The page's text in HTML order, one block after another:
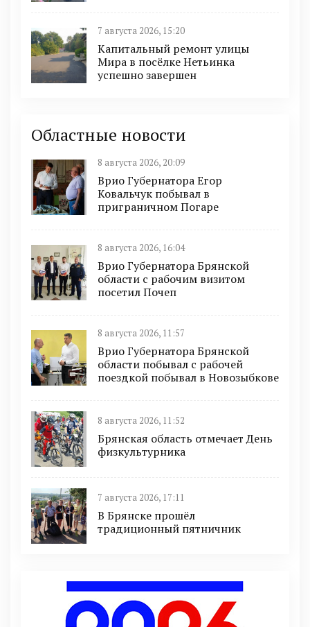
7 августа 2026, 15:20
Капитальный ремонт улицы
Мира в посёлке Нетьинка
успешно завершен
Областные новости
8 августа 2026, 20:09
Врио Губернатора Егор
Ковальчук побывал в
приграничном Погаре
8 августа 2026, 16:04
Врио Губернатора Брянской
области с рабочим визитом
посетил Почеп
8 августа 2026, 11:57
Врио Губернатора Брянской
области побывал с рабочей
поездкой побывал в Новозыбкове
8 августа 2026, 11:52
Брянская область отмечает День
физкультурника
7 августа 2026, 17:11
В Брянске прошёл
традиционный пятничник